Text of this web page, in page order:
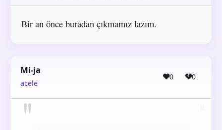
Bir an önce buradan çıkmamız lazım.
Mi-ja
acele
0 0